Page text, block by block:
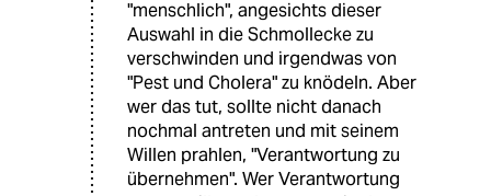
"menschlich", angesichts dieser
Auswahl in die Schmollecke zu
verschwinden und irgendwas von
"Pest und Cholera" zu knödeln. Aber
wer das tut, sollte nicht danach
nochmal antreten und mit seinem
Willen prahlen, "Verantwortung zu
übernehmen". Wer Verantwortung